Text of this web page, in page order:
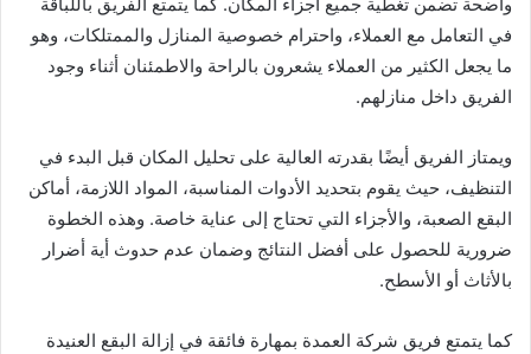
في التعامل مع العملاء، واحترام خصوصية المنازل والممتلكات، وهو
ما يجعل الكثير من العملاء يشعرون بالراحة والاطمئنان أثناء وجود
الفريق داخل منازلهم.
ويمتاز الفريق أيضًا بقدرته العالية على تحليل المكان قبل البدء في
التنظيف، حيث يقوم بتحديد الأدوات المناسبة، المواد اللازمة، أماكن
البقع الصعبة، والأجزاء التي تحتاج إلى عناية خاصة. وهذه الخطوة
ضرورية للحصول على أفضل النتائج وضمان عدم حدوث أية أضرار
بالأثاث أو الأسطح.
كما يتمتع فريق شركة العمدة بمهارة فائقة في إزالة البقع العنيدة